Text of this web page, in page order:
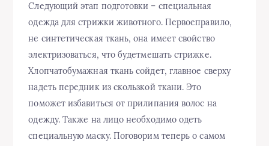
Следующий этап подготовки – специальная
одежда для стрижки животного. Первоеправило,
не синтетическая ткань, она имеет свойство
электризоваться, что будетмешать стрижке.
Хлопчатобумажная ткань сойдет, главное сверху
надеть передник из скользкой ткани. Это
поможет избавиться от прилипания волос на
одежду. Также на лицо необходимо одеть
специальную маску. Поговорим теперь о самом